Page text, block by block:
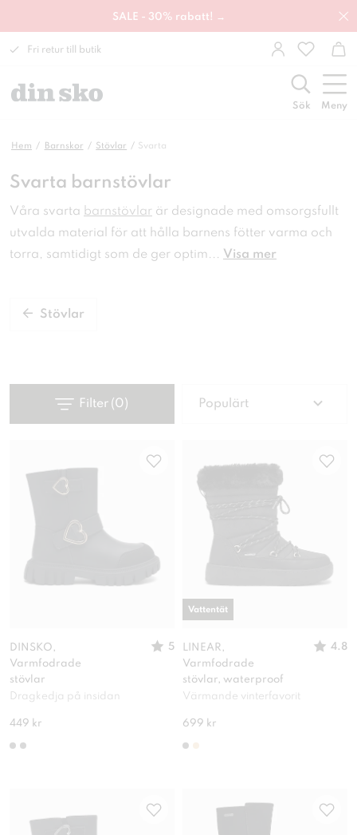
SALE - 30% rabatt! →
Fri retur till butik
Sök Meny
Hem Barnskor Stövlar Svarta
Svarta barnstövlar
Våra svarta barnstövlar är designade med omsorgsfullt
utvalda material för att hålla barnens fötter varma och
torra, samtidigt som de ger optim... Visa mer
Stövlar
Filter (0) Populärt
DINSKO,
Varmfodrade
stövlar
5
Dragkedja på insidan
449 kr
LINEAR,
Varmfodrade
stövlar, waterproof
4.8
Värmande vinterfavorit
699 kr
Vattentät